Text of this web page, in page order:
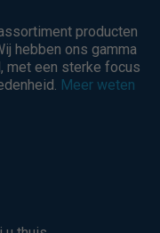
producten
hebben ons gamma
met een sterke focus
Meer weten